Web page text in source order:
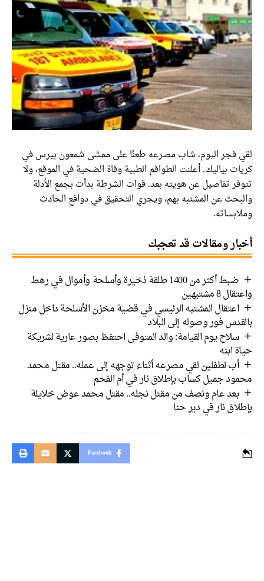
لقي فجر اليوم، شاب مصرعه طعنًا على ممشى شمعون بيرس في
كريات بياليك. أعلنت الطواقم الطبية وفاة الضحية في الموقع، ولا
تتوفر تفاصيل عن هويته بعد. قوات الشرطة بدأت بجمع الأدلة
والبحث عن المشتبه بهم، ويجري التحقيق في دوافع الحادث
وملابساته.
أخبار ومقالات قد تعجبك
ضبط أكثر من 1400 طلقة ذخيرة وأسلحة وأموال في رهط
واعتقال 8 مشتبهين
اعتقال المشتبه الرئيسي في قضية مخزن الأسلحة داخل منزل
بالقدس فور وصوله إلى البلاد
سلاح يوم القيامة: والد المتوفى احتفظ بصور عارية لشريكة
حياة ابنه
أب لطفلين لقي مصرعه أثناء توجهه إلى عمله.. مقتل محمد
محمود جميل كساب بإطلاق نار في أم الفحم
بعد عام ونصف من مقتل نجله.. مقتل محمد عوض خلايلة
بإطلاق نار في دير حنا
Facebook